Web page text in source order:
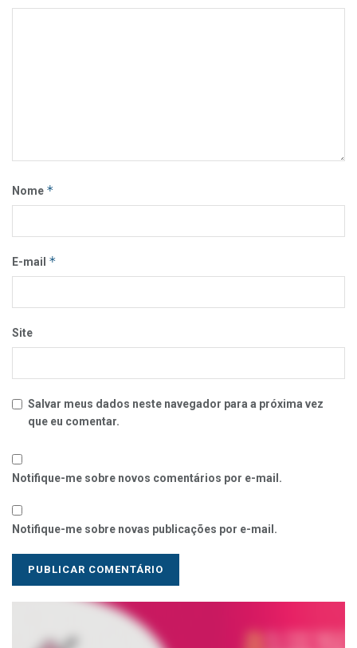
Nome *
E-mail *
Site
Salvar meus dados neste navegador para a próxima vez
que eu comentar.
Notifique-me sobre novos comentários por e-mail.
Notifique-me sobre novas publicações por e-mail.